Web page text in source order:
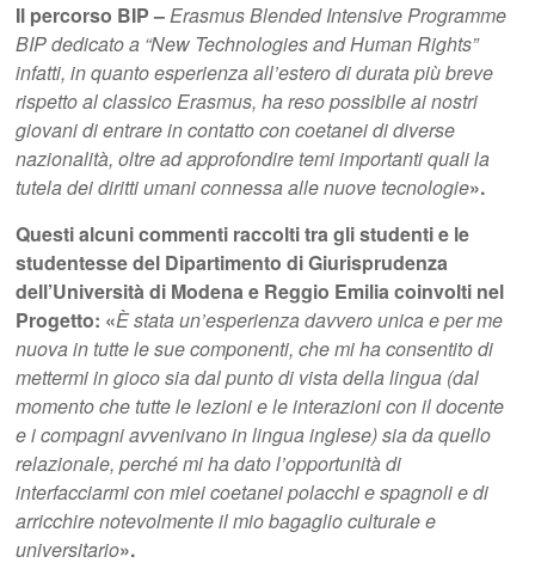
Il percorso BIP –Erasmus Blended Intensive Programme
BIP dedicato a “New Technologies and Human Rights”
infatti, in quanto esperienza all’estero di durata più breve
rispetto al classico Erasmus, ha reso possibile ai nostri
giovani di entrare in contatto con coetanei di diverse
nazionalità, oltre ad approfondire temi importanti quali la
tutela dei diritti umani connessa alle nuove tecnologie».
Questi alcuni commenti raccolti tra gli studenti e le
studentesse del Dipartimento di Giurisprudenza
dell’Università di Modena e Reggio Emilia coinvolti nel
Progetto: «È stata un’esperienza davvero unica e per me
nuova in tutte le sue componenti, che mi ha consentito di
mettermi in gioco sia dal punto di vista della lingua (dal
momento che tutte le lezioni e le interazioni con il docente
e i compagni avvenivano in lingua inglese) sia da quello
relazionale, perché mi ha dato l’opportunità di
interfacciarmi con miei coetanei polacchi e spagnoli e di
arricchire notevolmente il mio bagaglio culturale e
universitario».